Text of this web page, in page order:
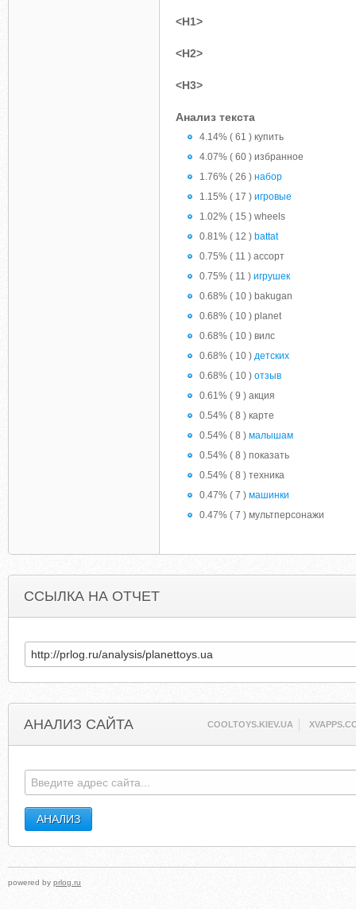
<H1>
<H2>
<H3>
Анализ текста
4.14% ( 61 ) купить
4.07% ( 60 ) избранное
1.76% ( 26 ) набор
1.15% ( 17 ) игровые
1.02% ( 15 ) wheels
0.81% ( 12 ) battat
0.75% ( 11 ) ассорт
0.75% ( 11 ) игрушек
0.68% ( 10 ) bakugan
0.68% ( 10 ) planet
0.68% ( 10 ) вилс
0.68% ( 10 ) детских
0.68% ( 10 ) отзыв
0.61% ( 9 ) акция
0.54% ( 8 ) карте
0.54% ( 8 ) малышам
0.54% ( 8 ) показать
0.54% ( 8 ) техника
0.47% ( 7 ) машинки
0.47% ( 7 ) мультперсонажи
ССЫЛКА НА ОТЧЕТ
АНАЛИЗ САЙТА COOLTOYS.KIEV.UA
powered by prlog.ru